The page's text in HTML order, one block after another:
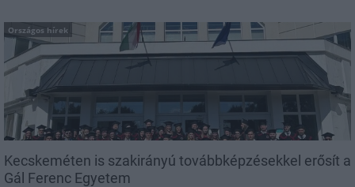
Országos hírek
Kecskeméten is szakirányú továbbképzésekkel erősít a
Gál Ferenc Egyetem